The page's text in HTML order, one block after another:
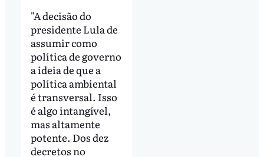
"A decisão do
presidente Lula de
assumir como
política de governo
a ideia de que a
política ambiental
é transversal. Isso
é algo intangível,
mas altamente
potente. Dos dez
decretos no